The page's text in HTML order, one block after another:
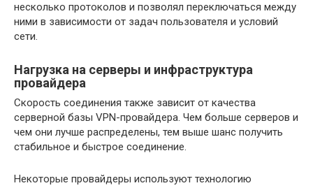
несколько протоколов и позволял переключаться между
ними в зависимости от задач пользователя и условий
сети.
Нагрузка на серверы и инфраструктура
провайдера
Скорость соединения также зависит от качества
серверной базы VPN-провайдера. Чем больше серверов и
чем они лучше распределены, тем выше шанс получить
стабильное и быстрое соединение.
Некоторые провайдеры используют технологию